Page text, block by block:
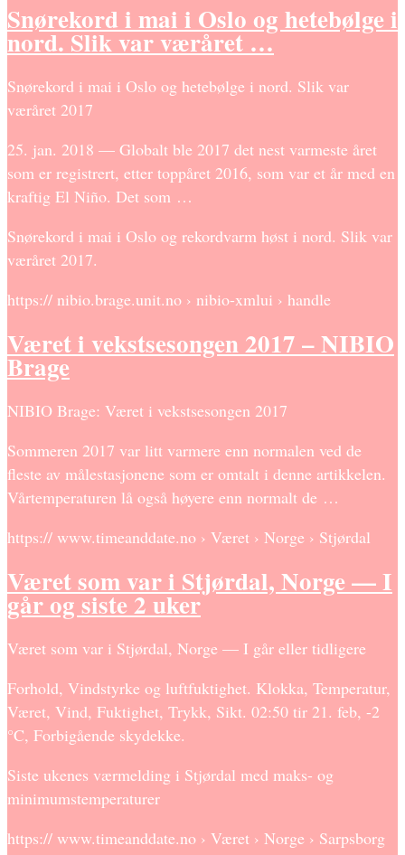
Snørekord i mai i Oslo og hetebølge i
nord. Slik var væråret …
Snørekord i mai i Oslo og hetebølge i nord. Slik var
væråret 2017
25. jan. 2018 — Globalt ble 2017 det nest varmeste året
som er registrert, etter toppåret 2016, som var et år med en
kraftig El Niño. Det som …
Snørekord i mai i Oslo og rekordvarm høst i nord. Slik var
væråret 2017.
https:// nibio.brage.unit.no › nibio-xmlui › handle
Været i vekstsesongen 2017 – NIBIO
Brage
NIBIO Brage: Været i vekstsesongen 2017
Sommeren 2017 var litt varmere enn normalen ved de
fleste av målestasjonene som er omtalt i denne artikkelen.
Vårtemperaturen lå også høyere enn normalt de …
https:// www.timeanddate.no › Været › Norge › Stjørdal
Været som var i Stjørdal, Norge — I
går og siste 2 uker
Været som var i Stjørdal, Norge — I går eller tidligere
Forhold, Vindstyrke og luftfuktighet. Klokka, Temperatur,
Været, Vind, Fuktighet, Trykk, Sikt. 02:50 tir 21. feb, -2
°C, Forbigående skydekke.
Siste ukenes værmelding i Stjørdal med maks- og
minimumstemperaturer
https:// www.timeanddate.no › Været › Norge › Sarpsborg